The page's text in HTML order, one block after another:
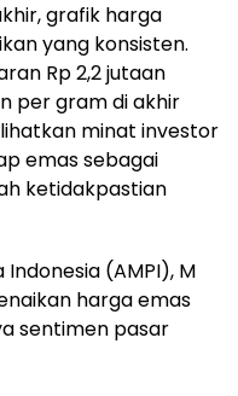
grafik harga
yang konsisten.
Rp 2,2 jutaan
per gram di akhir
minat investor
emas sebagai
ketidakpastian
(AMPI), M
harga emas
sentimen pasar